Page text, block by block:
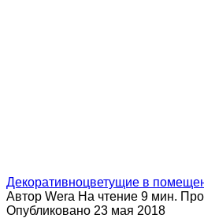
Декоративноцветущие в
Автор Wera На чтение 9 мин.
Опубликовано 23 мая 2018